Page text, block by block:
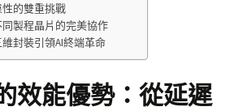
的雙重挑戰
製程晶片的完美協作
封裝引領AI終端革命
效能優勢：從延遲